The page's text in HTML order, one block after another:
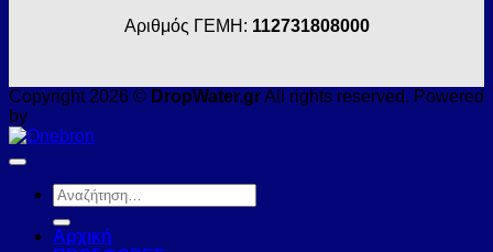
Αριθμός ΓΕΜΗ: 112731808000
Copyright 2026 © DropWater.grAll rights reserved. Powered
by
Αναζήτηση
για:
Αρχική